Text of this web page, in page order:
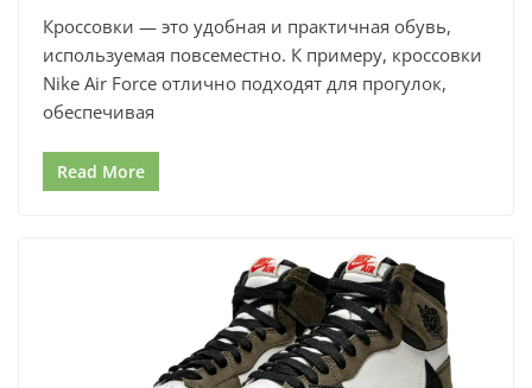
Кроссовки — это удобная и практичная обувь,
используемая повсеместно. К примеру, кроссовки
Nike Air Force отлично подходят для прогулок,
обеспечивая
Read More